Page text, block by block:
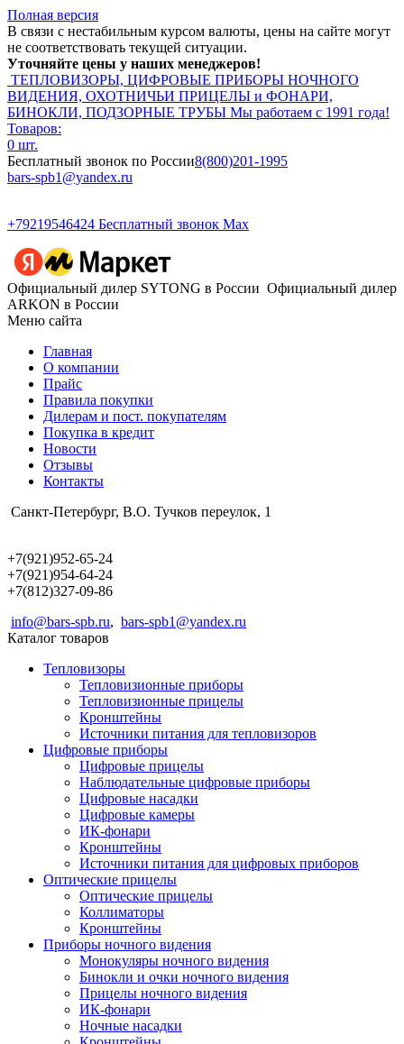
Полная версия
В связи с нестабильным курсом валюты, цены на сайте могут
не соответствовать текущей ситуации.
Уточняйте цены у наших менеджеров!
ТЕПЛОВИЗОРЫ, ЦИФРОВЫЕ ПРИБОРЫ НОЧНОГО
ВИДЕНИЯ, ОХОТНИЧЬИ ПРИЦЕЛЫ и ФОНАРИ,
БИНОКЛИ, ПОДЗОРНЫЕ ТРУБЫ Мы работаем с 1991 года!
Товаров:
0 шт.
Бесплатный звонок по России8(800)201-1995
bars-spb1@yandex.ru
+79219546424 Бесплатный звонок Max
Официальный дилер SYTONG в России Официальный дилер
ARKON в России
Меню сайта
Главная
О компании
Прайс
Правила покупки
Дилерам и пост. покупателям
Покупка в кредит
Новости
Отзывы
Контакты
Санкт-Петербург, В.О. Тучков переулок, 1
+7(921)952-65-24
+7(921)954-64-24
+7(812)327-09-86
info@bars-spb.ru, bars-spb1@yandex.ru
Каталог товаров
Тепловизоры
Тепловизионные приборы
Тепловизионные прицелы
Кронштейны
Источники питания для тепловизоров
Цифровые приборы
Цифровые прицелы
Наблюдательные цифровые приборы
Цифровые насадки
Цифровые камеры
ИК-фонари
Кронштейны
Источники питания для цифровых приборов
Оптические прицелы
Оптические прицелы
Коллиматоры
Кронштейны
Приборы ночного видения
Монокуляры ночного видения
Бинокли и очки ночного видения
Прицелы ночного видения
ИК-фонари
Ночные насадки